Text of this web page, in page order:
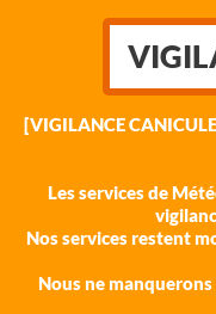
[VIGILANCE
Les services de
Nos services restent
Nous ne